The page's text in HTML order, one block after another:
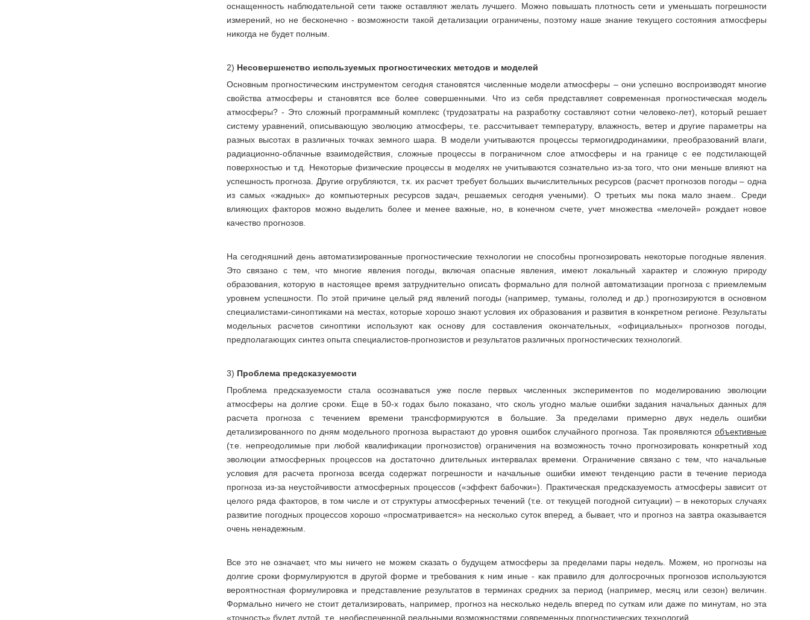
оснащенность наблюдательной сети также оставляют желать лучшего. Можно повышать плотность сети и уменьшать погрешности
измерений, но не бесконечно - возможности такой детализации ограничены, поэтому наше знание текущего состояния атмосферы
никогда не будет полным.
2) Несовершенство используемых прогностических методов и моделей
Основным прогностическим инструментом сегодня становятся численные модели атмосферы – они успешно воспроизводят многие
свойства атмосферы и становятся все более совершенными. Что из себя представляет современная прогностическая модель
атмосферы? - Это сложный программный комплекс (трудозатраты на разработку составляют сотни человеко-лет), который решает
систему уравнений, описывающую эволюцию атмосферы, т.е. рассчитывает температуру, влажность, ветер и другие параметры на
разных высотах в различных точках земного шара. В модели учитываются процессы термогидродинамики, преобразований влаги,
радиационно-облачные взаимодействия, сложные процессы в пограничном слое атмосферы и на границе с ее подстилающей
поверхностью и т.д. Некоторые физические процессы в моделях не учитываются сознательно из-за того, что они меньше влияют на
успешность прогноза. Другие огрубляются, т.к. их расчет требует больших вычислительных ресурсов (расчет прогнозов погоды – одна
из самых «жадных» до компьютерных ресурсов задач, решаемых сегодня учеными). О третьих мы пока мало знаем.. Среди
влияющих факторов можно выделить более и менее важные, но, в конечном счете, учет множества «мелочей» рождает новое
качество прогнозов.
На сегодняшний день автоматизированные прогностические технологии не способны прогнозировать некоторые погодные явления.
Это связано с тем, что многие явления погоды, включая опасные явления, имеют локальный характер и сложную природу
образования, которую в настоящее время затруднительно описать формально для полной автоматизации прогноза с приемлемым
уровнем успешности. По этой причине целый ряд явлений погоды (например, туманы, гололед и др.) прогнозируются в основном
специалистами-синоптиками на местах, которые хорошо знают условия их образования и развития в конкретном регионе. Результаты
модельных расчетов синоптики используют как основу для составления окончательных, «официальных» прогнозов погоды,
предполагающих синтез опыта специалистов-прогнозистов и результатов различных прогностических технологий.
3) Проблема предсказуемости
Проблема предсказуемости стала осознаваться уже после первых численных экспериментов по моделированию эволюции
атмосферы на долгие сроки. Еще в 50-х годах было показано, что сколь угодно малые ошибки задания начальных данных для
расчета прогноза с течением времени трансформируются в большие. За пределами примерно двух недель ошибки
детализированного по дням модельного прогноза вырастают до уровня ошибок случайного прогноза. Так проявляются объективные
(т.е. непреодолимые при любой квалификации прогнозистов) ограничения на возможность точно прогнозировать конкретный ход
эволюции атмосферных процессов на достаточно длительных интервалах времени. Ограничение связано с тем, что начальные
условия для расчета прогноза всегда содержат погрешности и начальные ошибки имеют тенденцию расти в течение периода
прогноза из-за неустойчивости атмосферных процессов («эффект бабочки»). Практическая предсказуемость атмосферы зависит от
целого ряда факторов, в том числе и от структуры атмосферных течений (т.е. от текущей погодной ситуации) – в некоторых случаях
развитие погодных процессов хорошо «просматривается» на несколько суток вперед, а бывает, что и прогноз на завтра оказывается
очень ненадежным.
Все это не означает, что мы ничего не можем сказать о будущем атмосферы за пределами пары недель. Можем, но прогнозы на
долгие сроки формулируются в другой форме и требования к ним иные - как правило для долгосрочных прогнозов используются
вероятностная формулировка и представление результатов в терминах средних за период (например, месяц или сезон) величин.
Формально ничего не стоит детализировать, например, прогноз на несколько недель вперед по суткам или даже по минутам, но эта
«точность» будет дутой, т.е. необеспеченной реальными возможностями современных прогностических технологий.